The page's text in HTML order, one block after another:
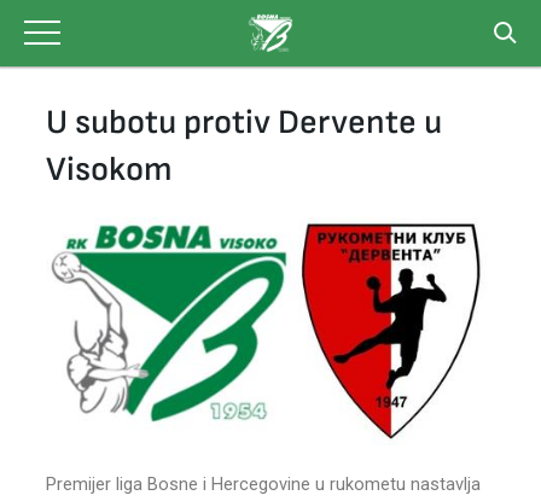
content
U subotu protiv Dervente u
Visokom
Premijer liga Bosne i Hercegovine u rukometu nastavlja